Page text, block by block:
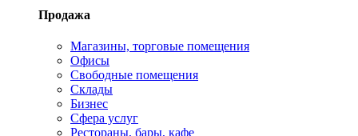
Продажа
Магазины, торговые помещения
Офисы
Свободные помещения
Склады
Бизнес
Сфера услуг
Рестораны, бары, кафе